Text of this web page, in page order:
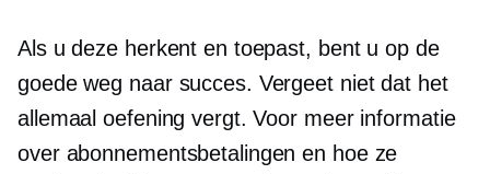
Als u deze herkent en toepast, bent u op de
goede weg naar succes. Vergeet niet dat het
allemaal oefening vergt. Voor meer informatie
over abonnementsbetalingen en hoe ze